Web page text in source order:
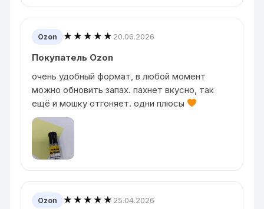
Ozon ★★★★★ 20.06.2026
Покупатель Ozon
очень удобный формат, в любой момент
можно обновить запах. пахнет вкусно, так
ещё и мошку отгоняет. одни плюсы
Ozon ★★★★★ 25.04.2026